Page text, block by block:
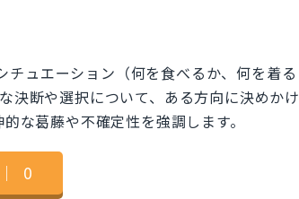
ュエーション（何を食べるか、何を着る
断や選択について、ある方向に決めかけ
な葛藤や不確定性を強調します。
｜ 0